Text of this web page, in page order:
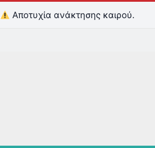
Αποτυχία ανάκτησης καιρού.